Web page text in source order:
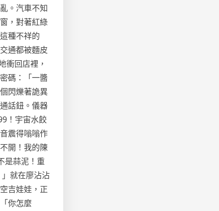
。汽車不知
，對著紅綠
種不祥的
通都被麵皮
衝回店裡，
碼：「一醬
閃爍著詭異
話鈕。儀器
！宇宙水餃
震得嗡嗡作
開！我的陳
是蒜泥！重
就在廖沾沾
吉娃娃，正
你怎麼